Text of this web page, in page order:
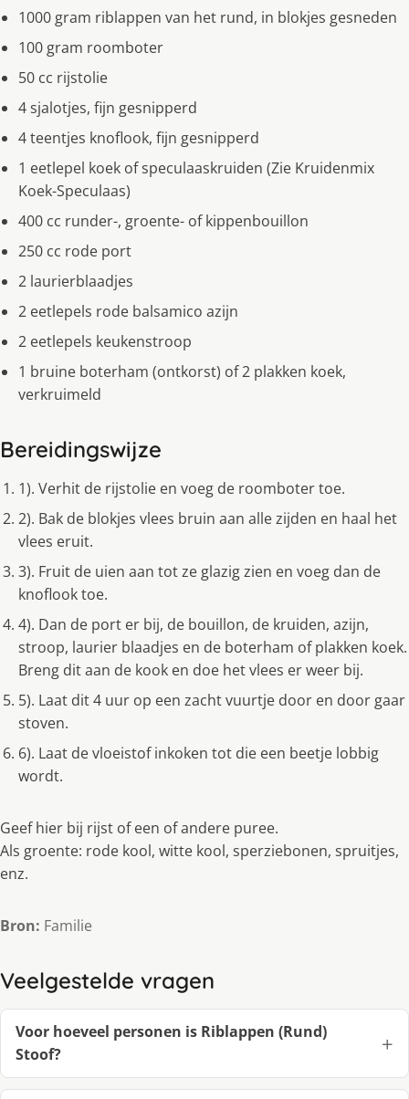
1000 gram riblappen van het rund, in blokjes gesneden
100 gram roomboter
50 cc rijstolie
4 sjalotjes, fijn gesnipperd
4 teentjes knoflook, fijn gesnipperd
1 eetlepel koek of speculaaskruiden (Zie Kruidenmix
Koek-Speculaas)
400 cc runder-, groente- of kippenbouillon
250 cc rode port
2 laurierblaadjes
2 eetlepels rode balsamico azijn
2 eetlepels keukenstroop
1 bruine boterham (ontkorst) of 2 plakken koek,
verkruimeld
Bereidingswijze
1). Verhit de rijstolie en voeg de roomboter toe.
2). Bak de blokjes vlees bruin aan alle zijden en haal het
vlees eruit.
3). Fruit de uien aan tot ze glazig zien en voeg dan de
knoflook toe.
4). Dan de port er bij, de bouillon, de kruiden, azijn,
stroop, laurier blaadjes en de boterham of plakken koek.
Breng dit aan de kook en doe het vlees er weer bij.
5). Laat dit 4 uur op een zacht vuurtje door en door gaar
stoven.
6). Laat de vloeistof inkoken tot die een beetje lobbig
wordt.
Geef hier bij rijst of een of andere puree.
Als groente: rode kool, witte kool, sperziebonen, spruitjes,
enz.
Bron: Familie
Veelgestelde vragen
Voor hoeveel personen is Riblappen (Rund)
Stoof?